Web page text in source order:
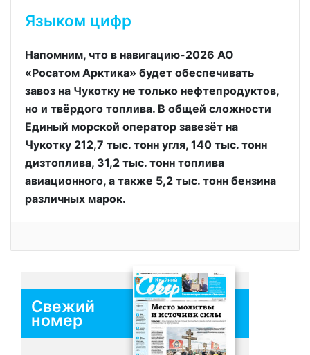
Языком цифр
Напомним, что в навигацию-2026 АО
«Росатом Арктика» будет обеспечивать
завоз на Чукотку не только нефтепродуктов,
но и твёрдого топлива. В общей сложности
Единый морской оператор завезёт на
Чукотку 212,7 тыс. тонн угля, 140 тыс. тонн
дизтоплива, 31,2 тыс. тонн топлива
авиационного, а также 5,2 тыс. тонн бензина
различных марок.
Свежий
номер